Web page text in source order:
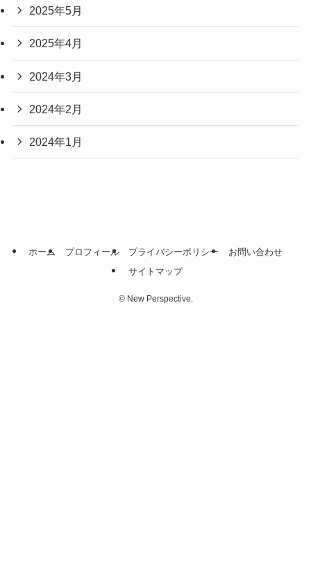
2025年5月
2025年4月
2024年3月
2024年2月
2024年1月
ホーム プロフィール プライバシーポリシー
お問い合わせ
サイトマップ
©New Perspective.